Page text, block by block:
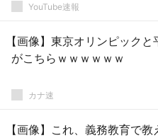
YouTube速報
【画像】東京オリンピック
がこちらｗｗｗｗｗｗ
カナ速
【画像】これ、義務教育で